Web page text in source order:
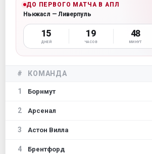
ДО ПЕРВОГО МАТЧА В АПЛ
Ньюкасл — Ливерпуль
15
ДНЕЙ
19
ЧАСОВ
48
МИНУТ
# КОМАНДА
1 Борнмут
2 Арсенал
3 Астон Вилла
4 Брентфорд